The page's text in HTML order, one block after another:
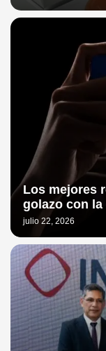
Los mejores
golazo con la
julio 22, 2026